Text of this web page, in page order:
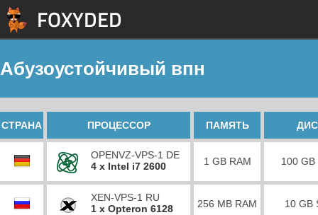
Абузоустойчивый впн
СТРАНА ПРОЦЕССОР ПАМЯТЬ
OPENVZ-VPS-1 DE
4 x Intel i7 2600
1 GB RAM 100 GB
XEN-VPS-1 RU
1 x Opteron 6128
256 MB RAM 10 GB